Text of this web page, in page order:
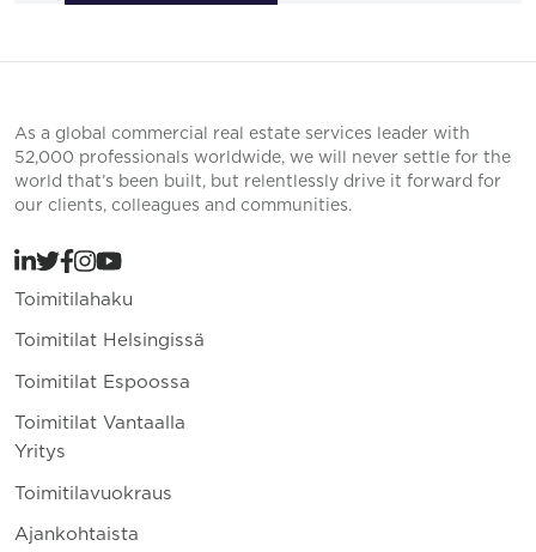
As a global commercial real estate services leader with
52,000 professionals worldwide, we will never settle for the
world that’s been built, but relentlessly drive it forward for
our clients, colleagues and communities.
Toimitilahaku
Toimitilat Helsingissä
Toimitilat Espoossa
Toimitilat Vantaalla
Yritys
Toimitilavuokraus
Ajankohtaista